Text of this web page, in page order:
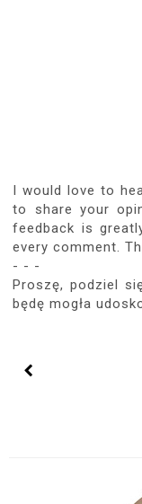
I would love to
to share your
feedback is
every comment.
- - -
Proszę, podziel
będę mogła